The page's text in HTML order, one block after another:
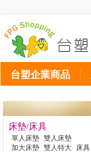
台塑企業商品
床墊/床具
單人床墊 雙人床墊
加大床墊 雙人特大 床具